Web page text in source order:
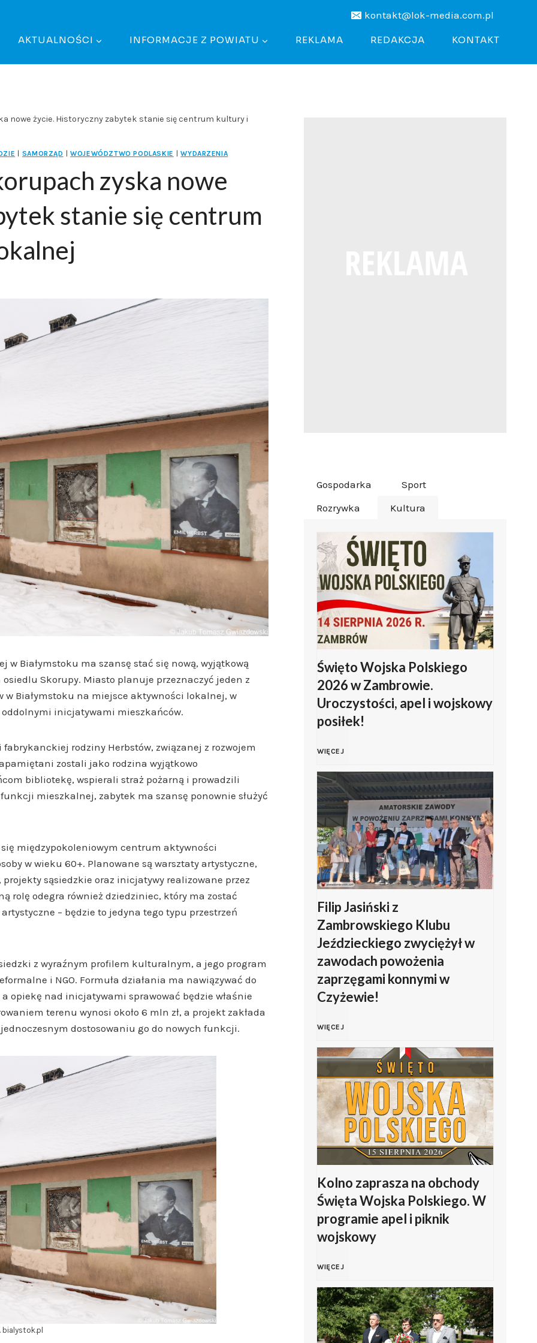
kontakt@lok-media.com.pl
AKTUALNOŚCI INFORMACJE Z POWIATU REKLAMA REDAKCJA KONTAKT
nowe życie. Historyczny zabytek stanie się centrum kultury i
SAMORZĄD WOJEWÓDZTWO PODLASKIE WYDARZENIA
zyska nowe
stanie się centrum
w Białymstoku ma szansę stać się nową, wyjątkową
Skorupy. Miasto planuje przeznaczyć jeden z
Białymstoku na miejsce aktywności lokalnej, w
inicjatywami mieszkańców.
fabrykanckiej rodziny Herbstów, związanej z rozwojem
zostali jako rodzina wyjątkowo
bibliotekę, wspierali straż pożarną i prowadzili
mieszkalnej, zabytek ma szansę ponownie służyć
międzypokoleniowym centrum aktywności
w wieku 60+. Planowane są warsztaty artystyczne,
sąsiedzkie oraz inicjatywy realizowane przez
rolę odegra również dziedziniec, który ma zostać
– będzie to jedyna tego typu przestrzeń
z wyraźnym profilem kulturalnym, a jego program
i NGO. Formuła działania ma nawiązywać do
opiekę nad inicjatywami sprawować będzie właśnie
terenu wynosi około 6 mln zł, a projekt zakłada
dostosowaniu go do nowych funkcji.
bialystok.pl
Gospodarka
Sport
Rozrywka
Kultura
Święto Wojska Polskiego
2026 w Zambrowie.
Uroczystości, apel i wojskowy
posiłek!
WIĘCEJŚ
w
i
ę
t
o
W
o
j
k
a
P
o
s
k
e
g
Filip Jasiński z
Zambrowskiego Klubu
Jeździeckiego zwyciężył w
zawodach powożenia
zaprzęgami konnymi w
Czyżewie!
WIĘCEJF
i
l
i
p
a
s
i
ń
s
Kolno zaprasza na obchody
Święta Wojska Polskiego. W
programie apel i piknik
wojskowy
WIĘCEJK
o
l